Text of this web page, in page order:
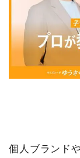
個人ブランド